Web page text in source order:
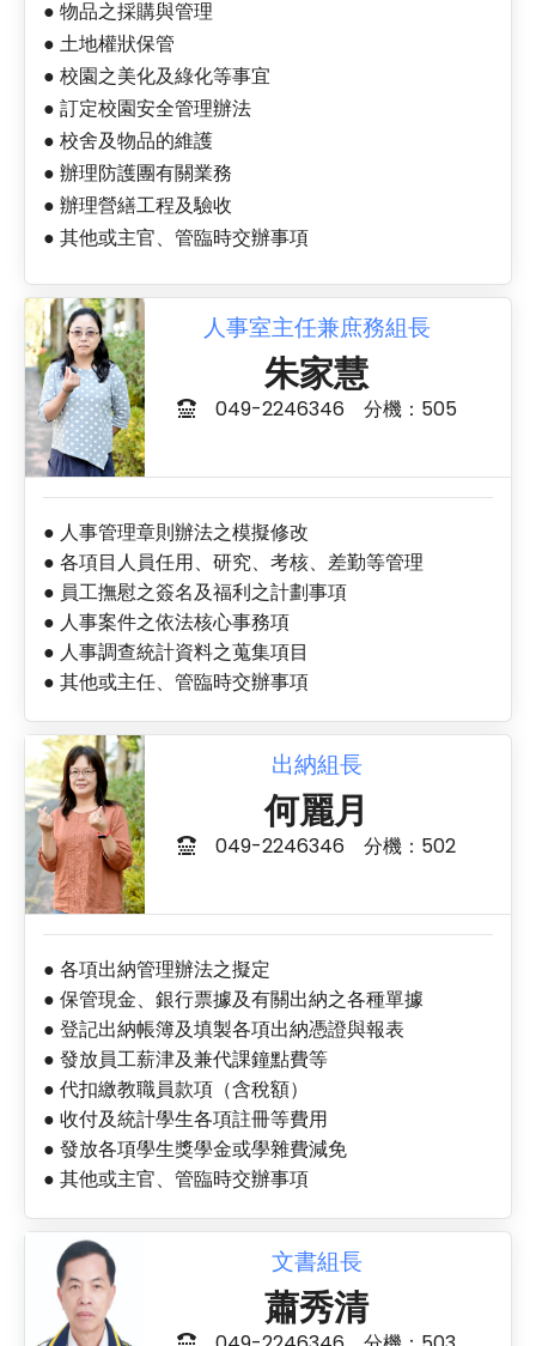
● 物品之採購與管理
● 土地權狀保管
● 校園之美化及綠化等事宜
● 訂定校園安全管理辦法
● 校舍及物品的維護
● 辦理防護團有關業務
● 辦理營繕工程及驗收
● 其他或主官、管臨時交辦事項
人事室主任兼庶務組長
朱家慧
049-2246346 分機：505
● 人事管理章則辦法之模擬修改
● 各項目人員任用、研究、考核、差勤等管理
● 員工撫慰之簽名及福利之計劃事項
● 人事案件之依法核心事務項
● 人事調查統計資料之蒐集項目
● 其他或主任、管臨時交辦事項
出納組長
何麗月
049-2246346 分機：502
● 各項出納管理辦法之擬定
● 保管現金、銀行票據及有關出納之各種單據
● 登記出納帳簿及填製各項出納憑證與報表
● 發放員工薪津及兼代課鐘點費等
● 代扣繳教職員款項（含稅額）
● 收付及統計學生各項註冊等費用
● 發放各項學生獎學金或學雜費減免
● 其他或主官、管臨時交辦事項
文書組長
蕭秀清